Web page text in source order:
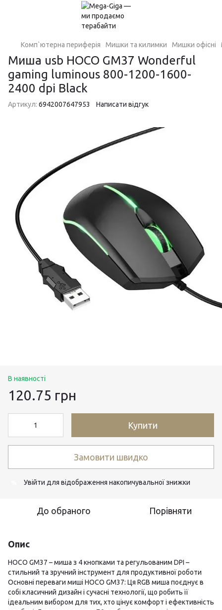
Комп`ютерна периферія Мишки та килимки Мишки офісні
Миша usb HOCO GM37 Wonderful
gaming luminous 800-1200-1600-
2400 dpi Black
Артикул: 6942007647953 Написати відгук
В наявності
120.75 грн
Купити
Замовити швидко
Увійти для відображення накопичувальної знижки
До обраного Порівняти
Опис
HOCO GM37 – миша з 4 кнопками та регульованим DPI –
стильний та зручний інструмент для продуктивної роботи
Основні переваги миші HOCO GM37: Ця RGB миша поєднує в
собі класичний дизайн і сучасні технології, що робить її
ідеальним вибором для тих, хто цінує комфорт і ефективність